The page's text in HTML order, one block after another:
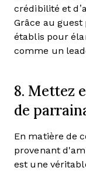
crédibilité et
Grâce au
établis pour
comme un
8. Mettez
de
En matière de
provenant
est une